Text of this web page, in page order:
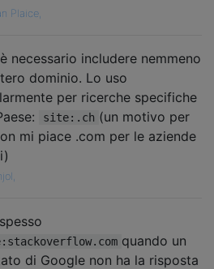
Plaice,
necessario includere nemmeno
dominio. Lo uso
per ricerche specifiche
site:.ch (un motivo per
mi piace .com per le aziende
quando un
di Google non ha la risposta